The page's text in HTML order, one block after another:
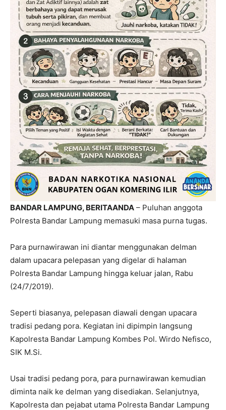
BANDAR LAMPUNG, BERITAANDA – Puluhan anggota
Polresta Bandar Lampung memasuki masa purna tugas.
Para purnawirawan ini diantar menggunakan delman
dalam upacara pelepasan yang digelar di halaman
Polresta Bandar Lampung hingga keluar jalan, Rabu
(24/7/2019).
Seperti biasanya, pelepasan diawali dengan upacara
tradisi pedang pora. Kegiatan ini dipimpin langsung
Kapolresta Bandar Lampung Kombes Pol. Wirdo Nefisco,
SIK M.Si.
Usai tradisi pedang pora, para purnawirawan kemudian
diminta naik ke delman yang disediakan. Selanjutnya,
Kapolresta dan pejabat utama Polresta Bandar Lampung